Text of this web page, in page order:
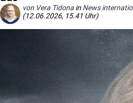
von Vera Tidona in News
(12.06.2026, 15.41 Uhr)